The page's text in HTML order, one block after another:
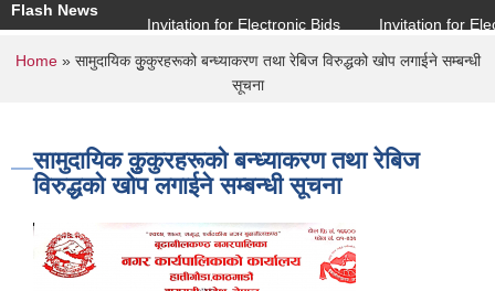
Flash News
Invitation for Electronic Bids
Invitation for
You are here
Home» सामुदायिक कुुकुरहरूको बन्ध्याकरण तथा रेबिज विरुद्धको खोप लगाईने सम्बन्धी
सूचना
सामुदायिक कुुकुरहरूको बन्ध्याकरण तथा रेबिज
विरुद्धको खोप लगाईने सम्बन्धी सूचना